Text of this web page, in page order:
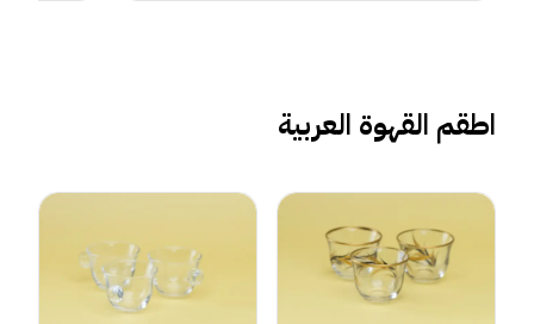
اطقم القهوة العربية